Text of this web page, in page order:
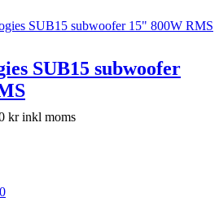
SUB15 subwoofer
krinkl moms